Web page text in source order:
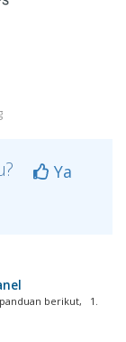
Ya
berikut, 1.